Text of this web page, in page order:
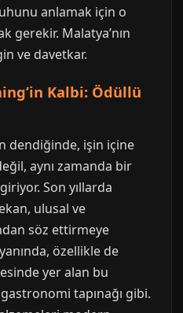
anlamak için o
gerekir. Malatya’nın
ve davetkar.
Kalbi: Ödüllü
dendiğinde, işin içine
aynı zamanda bir
Son yıllarda
ulusal ve
söz ettirmeye
özellikle de
yer alan bu
tapınağı gibi.